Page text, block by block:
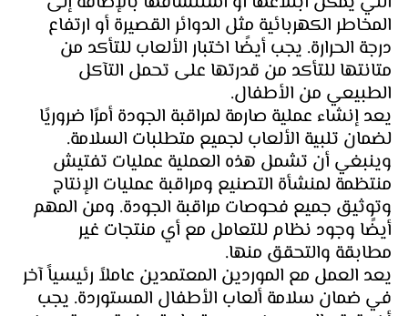
المخاطر الكهربائية مثل الدوائر القصيرة أو ارتفاع
درجة الحرارة. يجب أيضًا اختبار الألعاب للتأكد من
متانتها للتأكد من قدرتها على تحمل التآكل
الطبيعي من الأطفال.
يعد إنشاء عملية صارمة لمراقبة الجودة أمرًا ضروريًا
لضمان تلبية الألعاب لجميع متطلبات السلامة.
وينبغي أن تشمل هذه العملية عمليات تفتيش
منتظمة لمنشأة التصنيع ومراقبة عمليات الإنتاج
وتوثيق جميع فحوصات مراقبة الجودة. ومن المهم
أيضًا وجود نظام للتعامل مع أي منتجات غير
مطابقة والتحقق منها.
يعد العمل مع الموردين المعتمدين عاملاً رئيسياً آخر
في ضمان سلامة ألعاب الأطفال المستوردة. يجب